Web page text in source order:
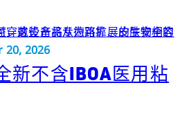
20, 2026
新不含IBOA医用粘